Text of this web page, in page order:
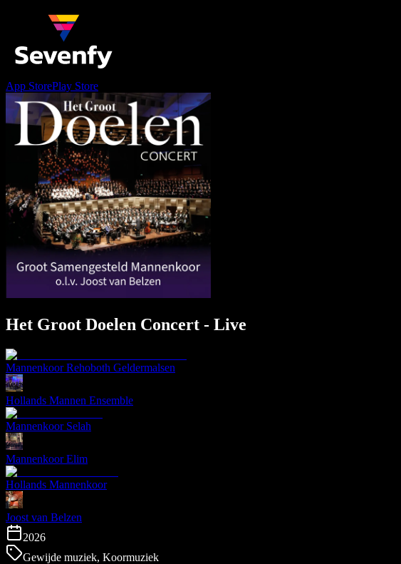
App StorePlay Store
Het Groot Doelen Concert - Live
Mannenkoor Rehoboth Geldermalsen
Hollands Mannen Ensemble
Mannenkoor Selah
Mannenkoor Elim
Hollands Mannenkoor
Joost van Belzen
2026
Gewijde muziek, Koormuziek